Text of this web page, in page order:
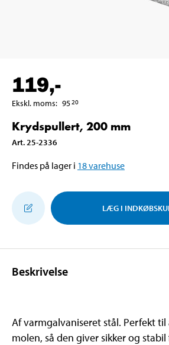
119,-
Ekskl. moms: 9520
Krydspullert, 200 mm
Art. 25-2336
Findes på lager i 18varehuse
LÆG I
Beskrivelse
Af varmgalvaniseret stål. Perfekt
molen, så den giver sikker og